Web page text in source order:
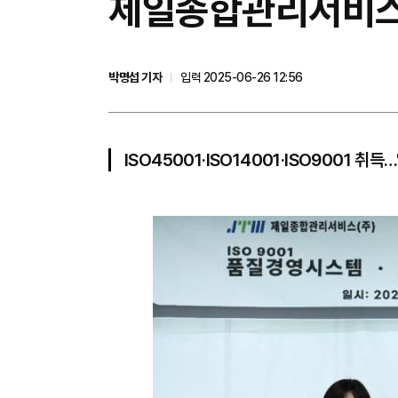
제일종합관리서
박명섭 기자 입력 2025-06-26 12:56
ISO45001·ISO14001·ISO9001 취득…'